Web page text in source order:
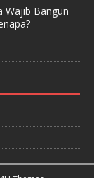
Wajib Bangun